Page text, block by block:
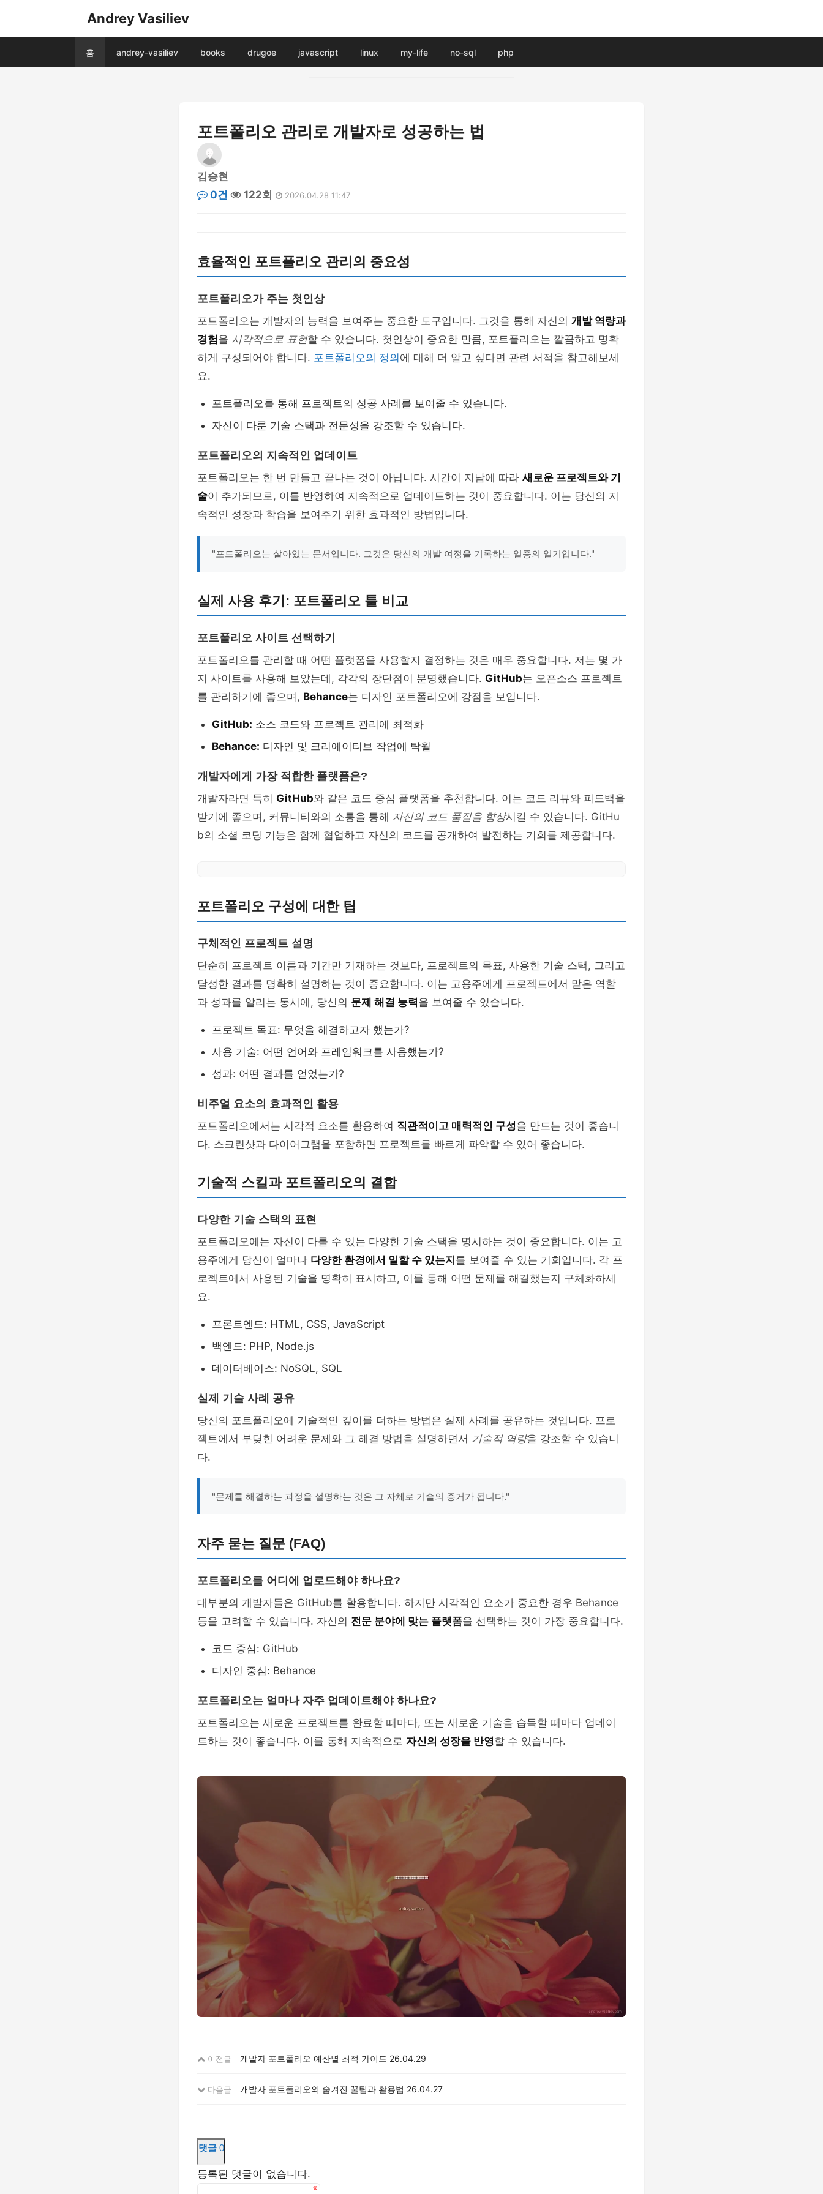
Andrey Vasiliev
홈 andrey-vasiliev books drugoe javascript linux my-life no-sql php
포트폴리오 관리로 개발자로 성공하는 법
김승현
0건
122회 2026.04.28 11:47
효율적인 포트폴리오 관리의 중요성
포트폴리오가 주는 첫인상
포트폴리오는 개발자의 능력을 보여주는 중요한 도구입니다. 그것을 통해 자신의 개발 역량과
경험을 시각적으로 표현할 수 있습니다. 첫인상이 중요한 만큼, 포트폴리오는 깔끔하고 명확
하게 구성되어야 합니다. 포트폴리오의 정의 에 대해 더 알고 싶다면 관련 서적을 참고해보세
요.
포트폴리오를 통해 프로젝트의 성공 사례를 보여줄 수 있습니다.
자신이 다룬 기술 스택과 전문성을 강조할 수 있습니다.
포트폴리오의 지속적인 업데이트
포트폴리오는 한 번 만들고 끝나는 것이 아닙니다. 시간이 지남에 따라 새로운 프로젝트와 기
술이 추가되므로, 이를 반영하여 지속적으로 업데이트하는 것이 중요합니다. 이는 당신의 지
속적인 성장과 학습을 보여주기 위한 효과적인 방법입니다.
"포트폴리오는 살아있는 문서입니다. 그것은 당신의 개발 여정을 기록하는 일종의 일기입니다."
실제 사용 후기: 포트폴리오 툴 비교
포트폴리오 사이트 선택하기
포트폴리오를 관리할 때 어떤 플랫폼을 사용할지 결정하는 것은 매우 중요합니다. 저는 몇 가
지 사이트를 사용해 보았는데, 각각의 장단점이 분명했습니다. GitHub는 오픈소스 프로젝트
를 관리하기에 좋으며, Behance는 디자인 포트폴리오에 강점을 보입니다.
GitHub: 소스 코드와 프로젝트 관리에 최적화
Behance: 디자인 및 크리에이티브 작업에 탁월
개발자에게 가장 적합한 플랫폼은?
개발자라면 특히 GitHub와 같은 코드 중심 플랫폼을 추천합니다. 이는 코드 리뷰와 피드백을
받기에 좋으며, 커뮤니티와의 소통을 통해 자신의 코드 품질을 향상시킬 수 있습니다. GitHu
b의 소셜 코딩 기능은 함께 협업하고 자신의 코드를 공개하여 발전하는 기회를 제공합니다.
포트폴리오 구성에 대한 팁
구체적인 프로젝트 설명
단순히 프로젝트 이름과 기간만 기재하는 것보다, 프로젝트의 목표, 사용한 기술 스택, 그리고
달성한 결과를 명확히 설명하는 것이 중요합니다. 이는 고용주에게 프로젝트에서 맡은 역할
과 성과를 알리는 동시에, 당신의 문제 해결 능력을 보여줄 수 있습니다.
프로젝트 목표: 무엇을 해결하고자 했는가?
사용 기술: 어떤 언어와 프레임워크를 사용했는가?
성과: 어떤 결과를 얻었는가?
비주얼 요소의 효과적인 활용
포트폴리오에서는 시각적 요소를 활용하여 직관적이고 매력적인 구성을 만드는 것이 좋습니
다. 스크린샷과 다이어그램을 포함하면 프로젝트를 빠르게 파악할 수 있어 좋습니다.
기술적 스킬과 포트폴리오의 결합
다양한 기술 스택의 표현
포트폴리오에는 자신이 다룰 수 있는 다양한 기술 스택을 명시하는 것이 중요합니다. 이는 고
용주에게 당신이 얼마나 다양한 환경에서 일할 수 있는지 를 보여줄 수 있는 기회입니다. 각 프
로젝트에서 사용된 기술을 명확히 표시하고, 이를 통해 어떤 문제를 해결했는지 구체화하세
요.
프론트엔드: HTML, CSS, JavaScript
백엔드: PHP, Node.js
데이터베이스: NoSQL, SQL
실제 기술 사례 공유
당신의 포트폴리오에 기술적인 깊이를 더하는 방법은 실제 사례를 공유하는 것입니다. 프로
젝트에서 부딪힌 어려운 문제와 그 해결 방법을 설명하면서 기술적 역량을 강조할 수 있습니
다.
"문제를 해결하는 과정을 설명하는 것은 그 자체로 기술의 증거가 됩니다."
자주 묻는 질문 (FAQ)
포트폴리오를 어디에 업로드해야 하나요?
대부분의 개발자들은 GitHub를 활용합니다. 하지만 시각적인 요소가 중요한 경우 Behance
등을 고려할 수 있습니다. 자신의 전문 분야에 맞는 플랫폼을 선택하는 것이 가장 중요합니다.
코드 중심: GitHub
디자인 중심: Behance
포트폴리오는 얼마나 자주 업데이트해야 하나요?
포트폴리오는 새로운 프로젝트를 완료할 때마다, 또는 새로운 기술을 습득할 때마다 업데이
트하는 것이 좋습니다. 이를 통해 지속적으로 자신의 성장을 반영할 수 있습니다.
이전글 개발자 포트폴리오 예산별 최적 가이드 26.04.29
다음글 개발자 포트폴리오의 숨겨진 꿀팁과 활용법 26.04.27
댓글 0
등록된 댓글이 없습니다.